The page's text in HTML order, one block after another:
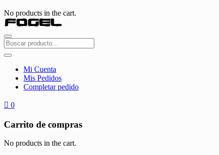
No products in the cart.
Mi Cuenta
Mis Pedidos
Completar pedido
0
Carrito de compras
No products in the cart.